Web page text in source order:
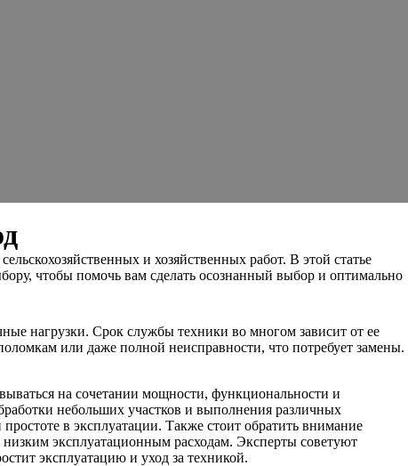
и хозяйственных работ. В этой статье
чтобы помочь вам сделать осознанный выбор и оптимально
нагрузки. Срок службы техники во многом зависит от ее
или даже полной неисправности, что потребует замены.
на сочетании мощности, функциональности и
небольших участков и выполнения различных
в эксплуатации. Также стоит обратить внимание
низким эксплуатационным расходам. Эксперты советуют
эксплуатацию и уход за техникой.